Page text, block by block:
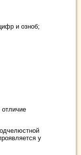
и озноб;
отличие
у